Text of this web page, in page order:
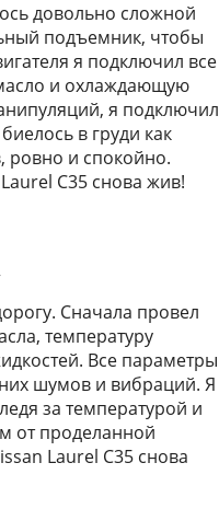
довольно сложной
подъемник, чтобы
я подключил все
и охлаждающую
я подключил
в груди как
ровно и спокойно.
C35 снова жив!
Сначала провел
температуру
Все параметры
шумов и вибраций. Я
за температурой и
от проделанной
Laurel C35 снова